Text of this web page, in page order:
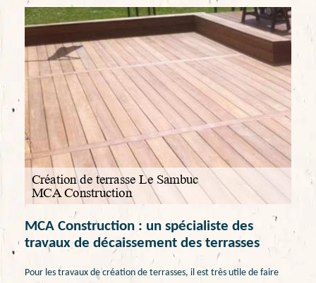
MCA Construction : un spécialiste des
travaux de décaissement des terrasses
Pour les travaux de création de terrasses, il est très utile de faire